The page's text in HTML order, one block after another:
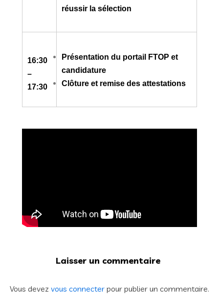
réussir la sélection
16:30
–
17:30
Présentation du portail FTOP et
candidature
Clôture et remise des attestations
Laisser un commentaire
Vous devez vous connecter pour publier un commentaire.